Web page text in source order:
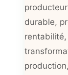
durable,
rentabilité,
production,